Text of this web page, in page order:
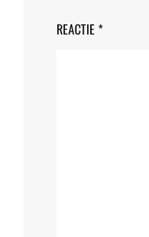
REACTIE *